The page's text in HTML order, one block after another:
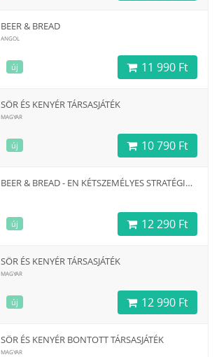
BEER & BREAD
ANGOL
új 11 990 Ft
SÖR ÉS KENYÉR TÁRSASJÁTÉK
MAGYAR
új 10 790 Ft
BEER & BREAD - EN KÉTSZEMÉLYES STRATÉGIAI KÁRTYAJÁTÉK
új 12 290 Ft
SÖR ÉS KENYÉR TÁRSASJÁTÉK
MAGYAR
új 12 990 Ft
SÖR ÉS KENYÉR BONTOTT TÁRSASJÁTÉK
MAGYAR